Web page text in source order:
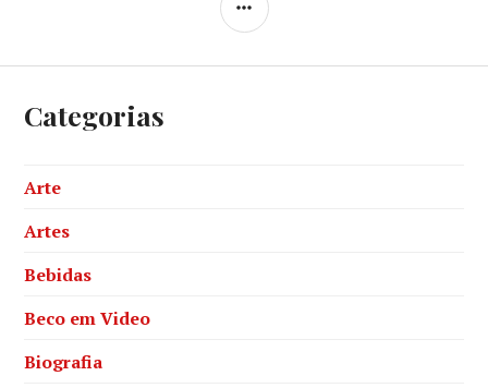
Categorias
Arte
Artes
Bebidas
Beco em Video
Biografia